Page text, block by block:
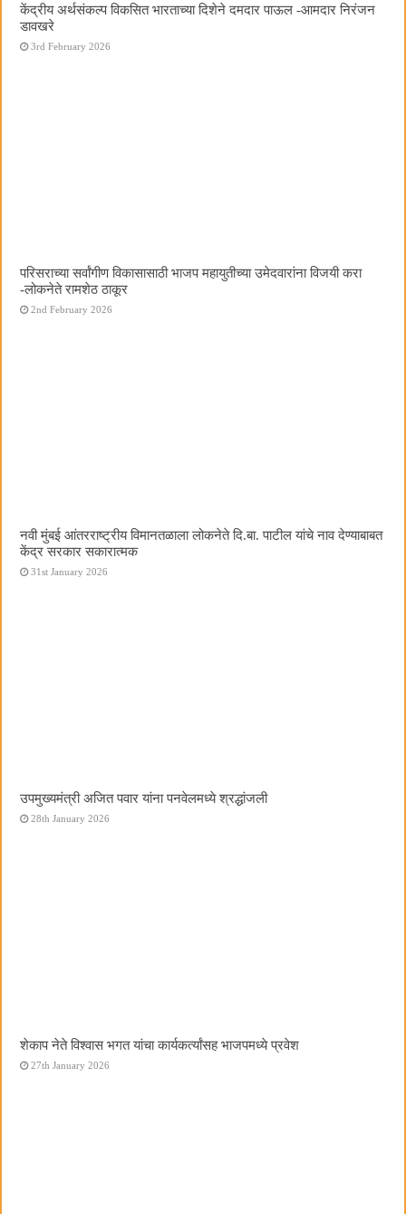
केंद्रीय अर्थसंकल्प विकसित भारताच्या दिशेने दमदार पाऊल -आमदार निरंजन
डावखरे
3rd February 2026
परिसराच्या सर्वांगीण विकासासाठी भाजप महायुतीच्या उमेदवारांना विजयी करा
-लोकनेते रामशेठ ठाकूर
2nd February 2026
नवी मुंबई आंतरराष्ट्रीय विमानतळाला लोकनेते दि.बा. पाटील यांचे नाव देण्याबाबत
केंद्र सरकार सकारात्मक
31st January 2026
उपमुख्यमंत्री अजित पवार यांना पनवेलमध्ये श्रद्धांजली
28th January 2026
शेकाप नेते विश्वास भगत यांचा कार्यकर्त्यांसह भाजपमध्ये प्रवेश
27th January 2026